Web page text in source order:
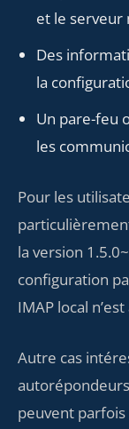
et le serveur
Des
la
Un pare-feu
les
Pour les
la version
configuration
IMAP local
Autre cas
peuvent